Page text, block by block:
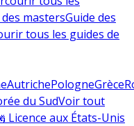
mastersGuide des
tous les guides de
AutrichePologneGrèce
du SudVoir tout
Licence aux États-Unis